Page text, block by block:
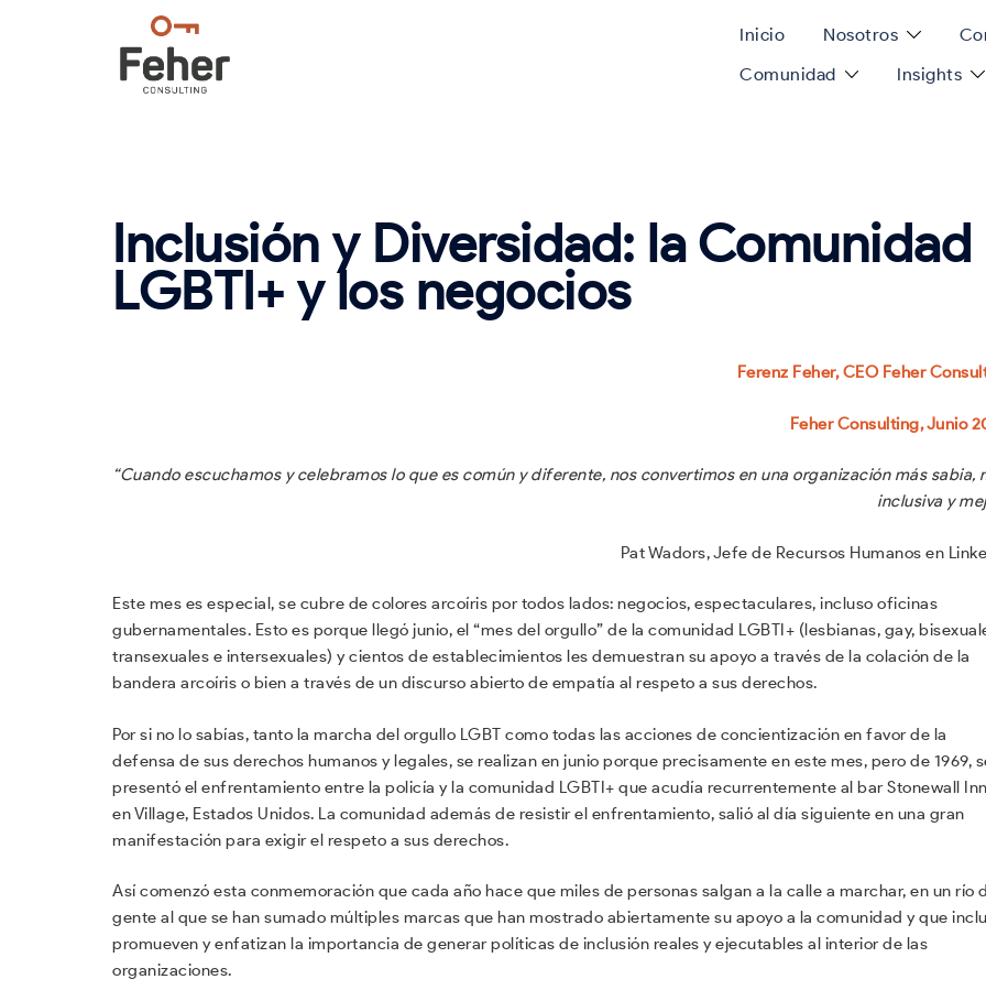
Inicio Nosotros
Comunidad
Insights
Inclusión y Diversidad: la Comunidad
LGBTI+ y los negocios
Ferenz Feher, CEO Feher
Feher Consulting, Junio
“Cuando escuchamos y celebramos lo que es común y diferente, nos convertimos en una organización más sabia,
inclusiva y
Pat Wadors, Jefe de Recursos Humanos en
Este mes es especial, se cubre de colores arcoíris por todos lados: negocios, espectaculares, incluso oficinas
gubernamentales. Esto es porque llegó junio, el “mes del orgullo” de la comunidad LGBTI+ (lesbianas, gay,
transexuales e intersexuales) y cientos de establecimientos les demuestran su apoyo a través de la colación de la
bandera arcoíris o bien a través de un discurso abierto de empatía al respeto a sus derechos.
Por si no lo sabías, tanto la marcha del orgullo LGBT como todas las acciones de concientización en favor de la
defensa de sus derechos humanos y legales, se realizan en junio porque precisamente en este mes, pero de 1969,
presentó el enfrentamiento entre la policía y la comunidad LGBTI+ que acudía recurrentemente al bar Stonewall
en Village, Estados Unidos. La comunidad además de resistir el enfrentamiento, salió al día siguiente en una gran
manifestación para exigir el respeto a sus derechos.
Así comenzó esta conmemoración que cada año hace que miles de personas salgan a la calle a marchar, en un río
gente al que se han sumado múltiples marcas que han mostrado abiertamente su apoyo a la comunidad y que
promueven y enfatizan la importancia de generar políticas de inclusión reales y ejecutables al interior de las
organizaciones.